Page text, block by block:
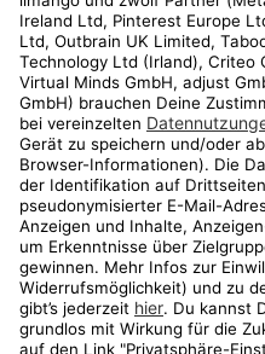
Kundenservice
Shop
Aktionen
Travel